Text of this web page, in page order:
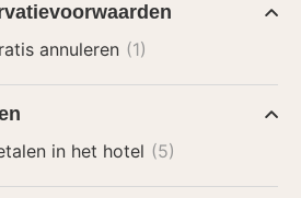
annuleren (1)
in het hotel (5)